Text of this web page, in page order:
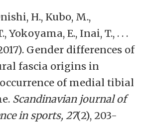
H., Kubo, M.,
Yokoyama, E., Inai, T., . . .
Gender differences of
fascia origins in
of medial tibial
Scandinavian journal of
in sports, 27(2), 203-